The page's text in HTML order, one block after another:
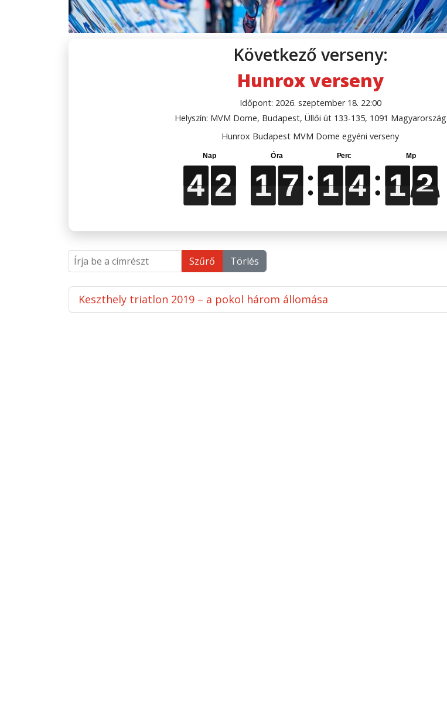
Következő verseny:
Hunrox verseny
Időpont: 2026. szeptember 18. 22:00
Helyszín: MVM Dome, Budapest, Üllői út 133-135, 1091 Magyarország
Hunrox Budapest MVM Dome egyéni verseny
4
4
4
4 2
2
2
2 1
1
1
1 7
7
7
7 1
1
1
1 4
4
4
4 1
1
1
1 1
2
1
2
Írja be a címrészt Szűrő Törlés
Keszthely triatlon 2019 – a pokol három állomása